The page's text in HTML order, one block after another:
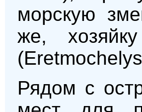
морскую
же,
Рядом с